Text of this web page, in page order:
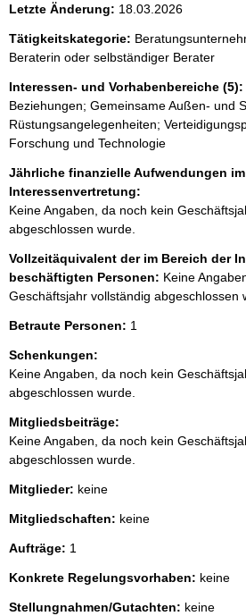
g
r
H
n
w
e
i
:
Letzte Änderung: 18.03.2026
Tätigkeitskategorie:
Beraterin oder selbständiger Berater
Interessen- und Vorhabenbereiche (5):
Beziehungen; Gemeinsame Außen- und
Rüstungsangelegenheiten;
Forschung und Technologie
Jährliche finanzielle Aufwendungen
Interessenvertretung:
Keine Angaben, da noch kein
abgeschlossen wurde.
Vollzeitäquivalent der im Bereich der
beschäftigten Personen: Keine
Geschäftsjahr vollständig abgeschlossen
Betraute Personen: 1
Schenkungen:
Keine Angaben, da noch kein
abgeschlossen wurde.
Mitgliedsbeiträge:
Keine Angaben, da noch kein
abgeschlossen wurde.
Mitglieder: keine
Mitgliedschaften: keine
Aufträge: 1
Konkrete Regelungsvorhaben: keine
Stellungnahmen/Gutachten: keine